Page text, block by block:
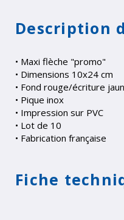
Description
• Maxi flèche "promo"
• Dimensions 10x24 cm
• Fond rouge/écriture
• Pique inox
• Impression sur PVC
• Lot de 10
• Fabrication française
Fiche